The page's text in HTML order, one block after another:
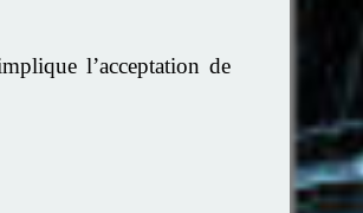
l’acceptation de